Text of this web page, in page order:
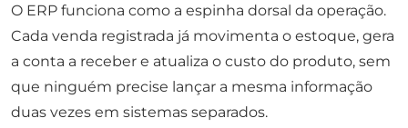
O ERP funciona como a espinha dorsal da operação.
Cada venda registrada já movimenta o estoque, gera
a conta a receber e atualiza o custo do produto, sem
que ninguém precise lançar a mesma informação
duas vezes em sistemas separados.